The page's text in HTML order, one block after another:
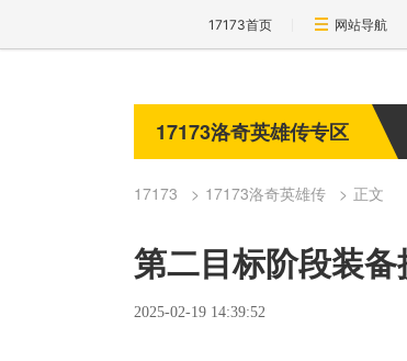
17173首页 网站导航
17173洛奇英雄传专区
17173 17173洛奇英雄传 正文
第二目标阶段装
2025-02-19 14:39:52